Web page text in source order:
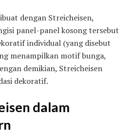
dengan Streicheisen,
panel-panel kosong tersebut
individual (yang disebut
menampilkan motif bunga,
demikian, Streicheisen
dekoratif.
dalam